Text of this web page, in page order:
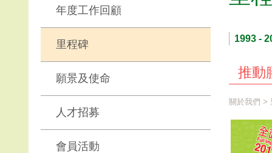
年度工作回顧
里程碑
願景及使命
人才招募
會員活動
1993 -
推動
關於我們 >